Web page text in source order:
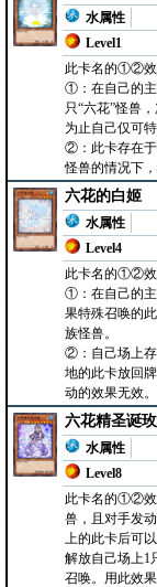
水属性
Level1
此卡名的①②效
①：在自己的主
只“六花”怪兽
为止自己仅可
②：此卡存在于
怪兽的情况下
六花的白姬
水属性
Level4
此卡名的①②效
①：在自己的主
果特殊召唤的
族怪兽。
②：自己场上存
地的此卡放回
动的效果无效。
六花精圣诞
水属性
Level8
此卡名的①②效
兽，且对手发
上的此卡后可
解放自己场上1
召唤。用此效